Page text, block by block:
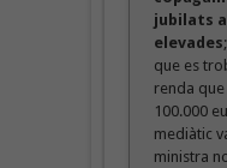
jubilats
elevades
que es
renda que
100.000
mediàtic
ministra